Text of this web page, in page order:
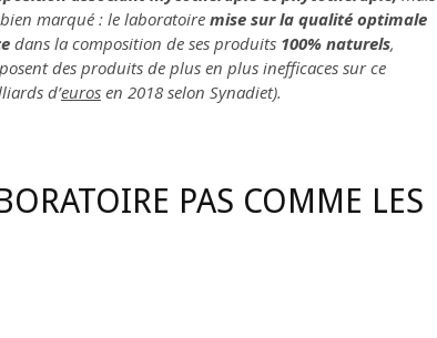
marqué : le laboratoire mise sur la qualité optimale
dans la composition de ses produits 100% naturels,
des produits de plus en plus inefficaces sur ce
d’euros en 2018 selon Synadiet).
PAS COMME LES